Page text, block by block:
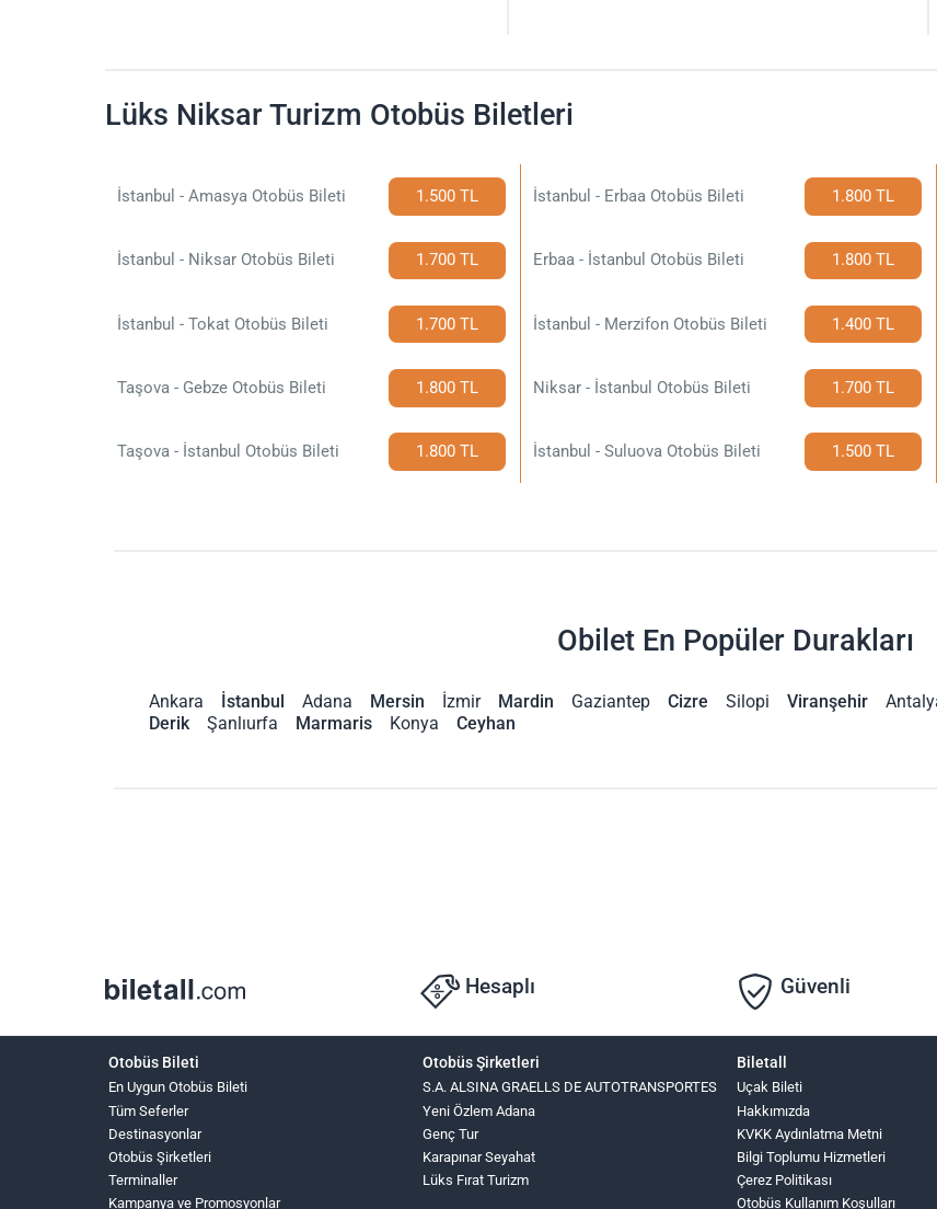
Lüks Niksar Turizm Otobüs Biletleri
İstanbul - Amasya Otobüs Bileti 1.500 TL İstanbul - Erbaa Otobüs Bileti 1.800 TL
İstanbul - Niksar Otobüs Bileti 1.700 TL Erbaa - İstanbul Otobüs Bileti 1.800 TL
İstanbul - Tokat Otobüs Bileti 1.700 TL İstanbul - Merzifon Otobüs Bileti 1.400 TL
Taşova - Gebze Otobüs Bileti 1.800 TL Niksar - İstanbul Otobüs Bileti 1.700 TL
Taşova - İstanbul Otobüs Bileti 1.800 TL İstanbul - Suluova Otobüs Bileti 1.500 TL
Obilet En Popüler Durakları
Ankara İstanbul Adana Mersin İzmir Mardin Gaziantep Cizre Silopi Viranşehir
Derik
Şanlıurfa Marmaris Konya Ceyhan
Hesaplı Güvenli
Otobüs Bileti
En Uygun Otobüs Bileti
Tüm Seferler
Destinasyonlar
Otobüs Şirketleri
Terminaller
Kampanya ve Promosyonlar
Otobüs Şirketleri
S.A. ALSINA GRAELLS DE AUTOTRANSPORTES
Yeni Özlem Adana
Genç Tur
Karapınar Seyahat
Lüks Fırat Turizm
Biletall
Uçak Bileti
Hakkımızda
KVKK Aydınlatma Metni
Bilgi Toplumu Hizmetleri
Çerez Politikası
Otobüs Kullanım Koşulları